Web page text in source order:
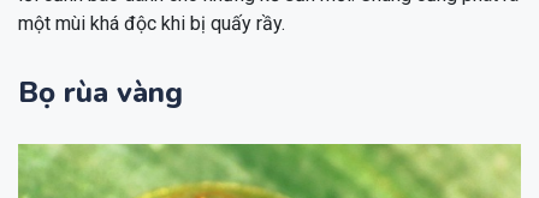
một mùi khá độc khi bị quấy rầy.
Bọ rùa vàng